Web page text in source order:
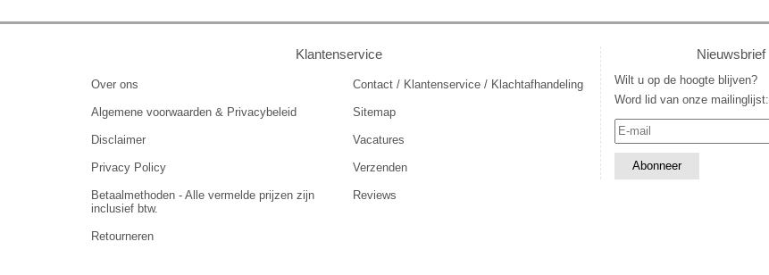
Klantenservice
Over ons
Algemene voorwaarden & Privacybeleid
Disclaimer
Privacy Policy
Betaalmethoden - Alle vermelde prijzen zijn
inclusief btw.
Retourneren
Contact / Klantenservice / Klachtafhandeling
Sitemap
Vacatures
Verzenden
Reviews
Nieuwsbrief
Wilt u op de hoogte blijven?
Word lid van onze mailinglijst: